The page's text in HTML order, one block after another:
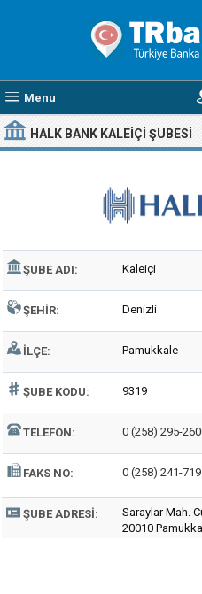
Menu
HALK BANK KALEIÇI ŞUBESI
ŞUBE ADI: Kaleiçi
ŞEHIR: Denizli
İLÇE: Pamukkale
ŞUBE KODU: 9319
TELEFON: 0 (258) 295-
FAKS NO: 0 (258) 241-
ŞUBE ADRESI:
Saraylar Mah.
20010